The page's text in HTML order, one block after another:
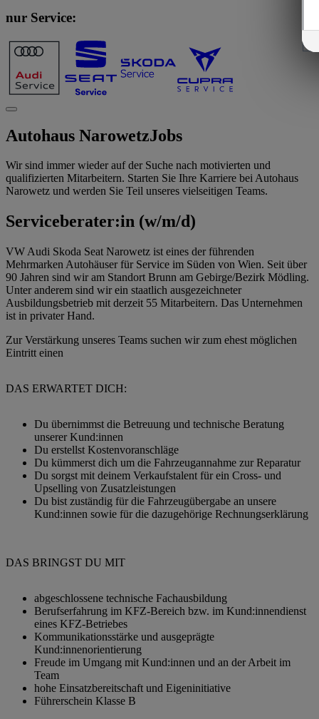
nur Service:
Autohaus NarowetzJobs
Wir sind immer wieder auf der Suche nach motivierten und
qualifizierten Mitarbeitern. Starten Sie Ihre Karriere bei Autohaus
Narowetz und werden Sie Teil unseres vielseitigen Teams.
Serviceberater:in (w/m/d)
VW Audi Skoda Seat Narowetz ist eines der führenden
Mehrmarken Autohäuser für Service im Süden von Wien. Seit über
90 Jahren sind wir am Standort Brunn am Gebirge/Bezirk Mödling.
Unter anderem sind wir ein staatlich ausgezeichneter
Ausbildungsbetrieb mit derzeit 55 Mitarbeitern. Das Unternehmen
ist in privater Hand.
Zur Verstärkung unseres Teams suchen wir zum ehest möglichen
Eintritt einen
DAS ERWARTET DICH:
Du übernimmst die Betreuung und technische Beratung
unserer Kund:innen
Du erstellst Kostenvoranschläge
Du kümmerst dich um die Fahrzeugannahme zur Reparatur
Du sorgst mit deinem Verkaufstalent für ein Cross- und
Upselling von Zusatzleistungen
Du bist zuständig für die Fahrzeugübergabe an unsere
Kund:innen sowie für die dazugehörige Rechnungserklärung
DAS BRINGST DU MIT
abgeschlossene technische Fachausbildung
Berufserfahrung im KFZ-Bereich bzw. im Kund:innendienst
eines KFZ-Betriebes
Kommunikationsstärke und ausgeprägte
Kund:innenorientierung
Freude im Umgang mit Kund:innen und an der Arbeit im
Team
hohe Einsatzbereitschaft und Eigeninitiative
Führerschein Klasse B